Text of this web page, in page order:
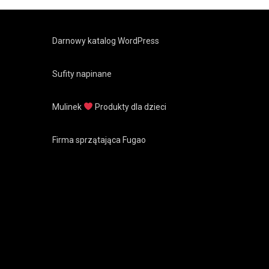
Darnowy katalog WordPress
Sufity napinane
Mulinek Produkty dla dzieci
Firma sprzątająca Fugao